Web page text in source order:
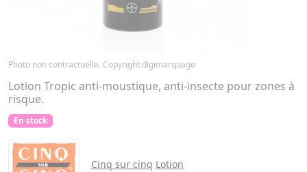
Photo non contractuelle. Copyright digimarquage
Lotion Tropic anti-moustique, anti-insecte pour zones à
risque.
En stock
Cinq sur cinq Lotion